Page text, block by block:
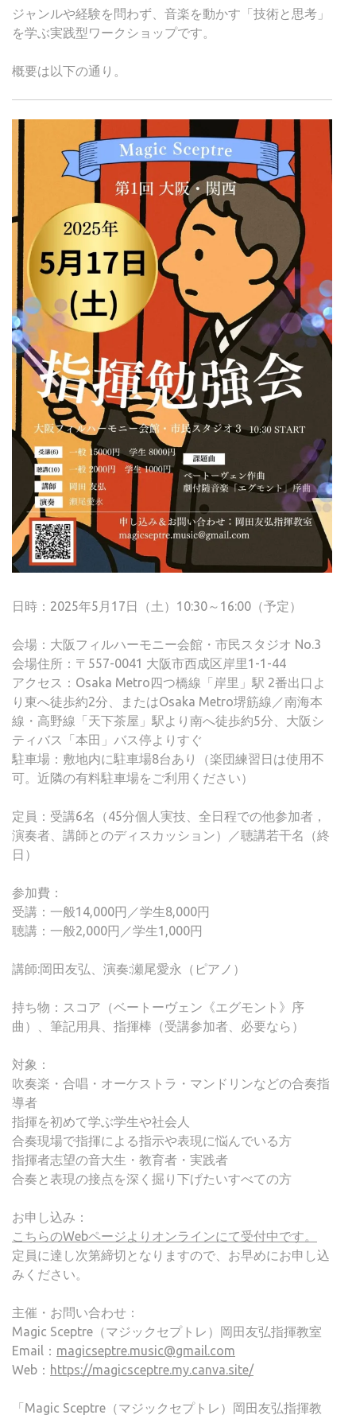
ジャンルや経験を問わず、音楽を動かす「技術と思考」
を学ぶ実践型ワークショップです。
概要は以下の通り。
日時：2025年5月17日（土）10:30～16:00（予定）
会場：大阪フィルハーモニー会館・市民スタジオ No.3
会場住所：〒557-0041 大阪市西成区岸里1-1-44
アクセス：Osaka Metro四つ橋線「岸里」駅 2番出口よ
り東へ徒歩約2分、またはOsaka Metro堺筋線／南海本
線・高野線「天下茶屋」駅より南へ徒歩約5分、大阪シ
ティバス「本田」バス停よりすぐ
駐車場：敷地内に駐車場8台あり（楽団練習日は使用不
可。近隣の有料駐車場をご利用ください）
定員：受講6名（45分個人実技、全日程での他参加者，
演奏者、講師とのディスカッション）／聴講若干名（終
日）
参加費：
受講：一般14,000円／学生8,000円
聴講：一般2,000円／学生1,000円
講師:岡田友弘、演奏:瀬尾愛永（ピアノ）
持ち物：スコア（ベートーヴェン《エグモント》序
曲）、筆記用具、指揮棒（受講参加者、必要なら）
対象：
吹奏楽・合唱・オーケストラ・マンドリンなどの合奏指
導者
指揮を初めて学ぶ学生や社会人
合奏現場で指揮による指示や表現に悩んでいる方
指揮者志望の音大生・教育者・実践者
合奏と表現の接点を深く掘り下げたいすべての方
お申し込み：
こちらのWebページよりオンラインにて受付中です。
定員に達し次第締切となりますので、お早めにお申し込
みください。
主催・お問い合わせ：
Magic Sceptre（マジックセプトレ）岡田友弘指揮教室
Email： magicseptre.music@gmail.com
Web： https://magicsceptre.my.canva.site/
「Magic Sceptre（マジックセプトレ）岡田友弘指揮教